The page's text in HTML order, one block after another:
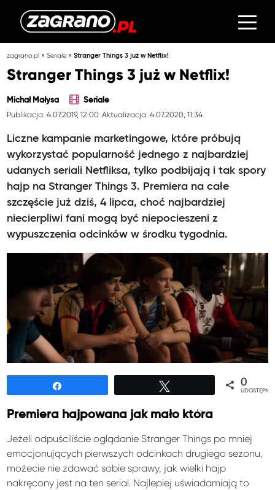
zagrano.pl »Seriale »Stranger Things 3 już w Netflix!
Stranger Things 3 już w Netflix!
Michał Małysa Seriale
Publikacja: 4.07.2019, 12:00 Aktualizacja: 4.07.2020, 11:34
Liczne kampanie marketingowe, które próbują
wykorzystać popularność jednego z najbardziej
udanych seriali Netfliksa, tylko podbijają i tak spory
hajp na Stranger Things 3. Premiera na całe
szczęście już dziś, 4 lipca, choć najbardziej
niecierpliwi fani mogą być niepocieszeni z
wypuszczenia odcinków w środku tygodnia.
0
Premiera hajpowana jak mało która
Jeżeli odpuściliście oglądanie Stranger Things po mniej
emocjonujących pierwszych odcinkach drugiego sezonu,
możecie nie zdawać sobie sprawy, jak wielki hajp
nakręcony jest na ten serial. Najlepiej uświadamiają to